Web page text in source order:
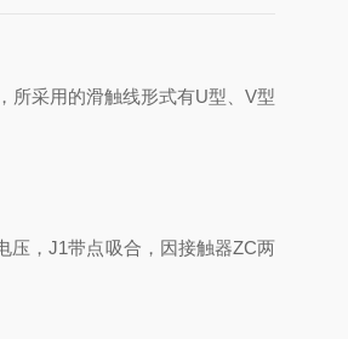
所采用的滑触线形式有U型、V型
压，J1带点吸合，因接触器ZC两